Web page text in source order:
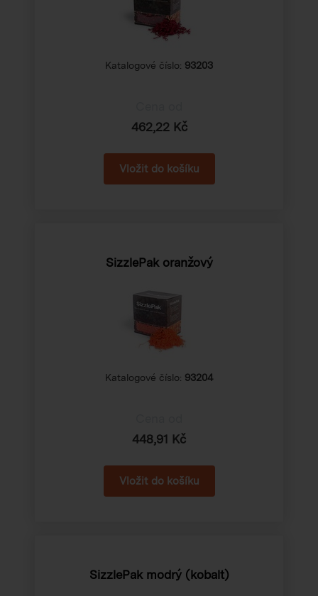
Katalogové číslo: 93203
462,22 Kč
SizzlePak oranžový
Katalogové číslo: 93204
448,91 Kč
SizzlePak modrý (kobalt)